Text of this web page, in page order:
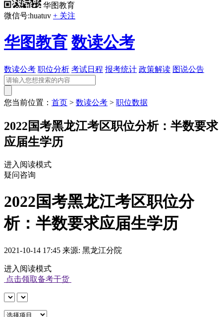
华图教育
微信号:huatuv + 关注
华图教育 数读公考
数读公考 职位分析 考试日程 报考统计 政策解读 图说公告
您当前位置： 首页 > 数读公考 > 职位数据
2022国考黑龙江考区职位分析：半数要求
应届生学历
进入阅读模式
疑问咨询
2022国考黑龙江考区职位分
析：半数要求应届生学历
2021-10-14 17:45 来源: 黑龙江分院
进入阅读模式
点击领取备考干货